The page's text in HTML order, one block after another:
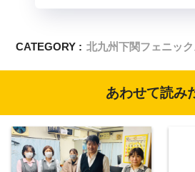
CATEGORY : 北九州下関フェニック
あわせて読み